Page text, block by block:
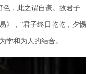
色，此之谓自谦。故君子
》，“君子终日乾乾，夕惕
学和为人的结合。